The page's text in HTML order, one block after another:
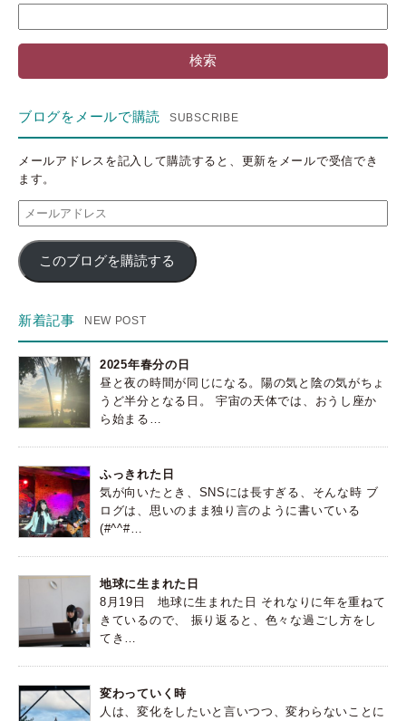
索:
ブログをメールで購読
メールアドレスを記入して購読すると、更新をメールで受信でき
ます。
ー
ル
ア
ド
ス
このブログを購読する
新着記事
2025年春分の日
昼と夜の時間が同じになる。陽の気と陰の気がちょ
うど半分となる日。 宇宙の天体では、おうし座か
ら始まる…
ふっきれた日
気が向いたとき、SNSには長すぎる、そんな時 ブ
ログは、思いのまま独り言のように書いている
(#^^#…
地球に生まれた日
8月19日 地球に生まれた日 それなりに年を重ねて
きているので、 振り返ると、色々な過ごし方をし
てき…
変わっていく時
人は、変化をしたいと言いつつ、変わらないことに